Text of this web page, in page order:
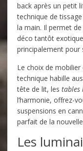
back après un petit
technique de
la main. Il permet
déco tantôt
principalement
Le choix de mobilier
technique habille
tête de lit, les tables
l’harmonie, offrez-
suspensions en
parfait de la
Les